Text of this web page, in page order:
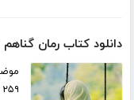
دانلود کتاب رمان
۲۵۹ صفحه